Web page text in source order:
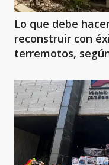
Lo que debe
reconstruir con
terremotos,